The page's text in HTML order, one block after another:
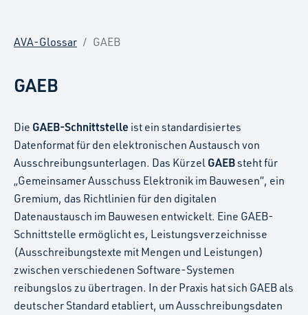
AVA-Glossar GAEB
GAEB
Die GAEB-Schnittstelle ist ein standardisiertes
Datenformat für den elektronischen Austausch von
Ausschreibungsunterlagen. Das Kürzel GAEBsteht für
„Gemeinsamer Ausschuss Elektronik im Bauwesen“, ein
Gremium, das Richtlinien für den digitalen
Datenaustausch im Bauwesen entwickelt. Eine GAEB-
Schnittstelle ermöglicht es, Leistungsverzeichnisse
(Ausschreibungstexte mit Mengen und Leistungen)
zwischen verschiedenen Software-Systemen
reibungslos zu übertragen​. In der Praxis hat sich GAEB als
deutscher Standard etabliert, um Ausschreibungsdaten